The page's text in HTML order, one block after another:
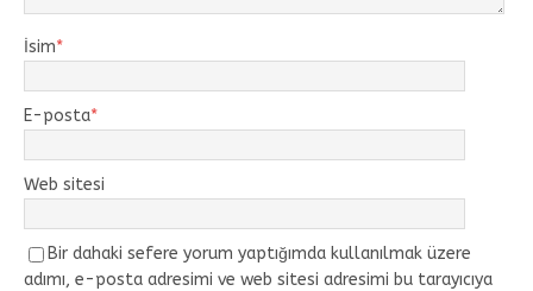
İsim*
E-posta*
Web sitesi
Bir dahaki sefere yorum yaptığımda kullanılmak üzere
adımı, e-posta adresimi ve web sitesi adresimi bu tarayıcıya